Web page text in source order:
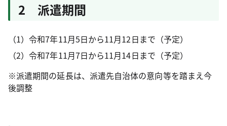
2 派遣期間
（1）令和7年11月5日から11月12日まで（予定）
（2）令和7年11月7日から11月14日まで（予定）
※派遣期間の延長は、派遣先自治体の意向等を踏まえ今
後調整